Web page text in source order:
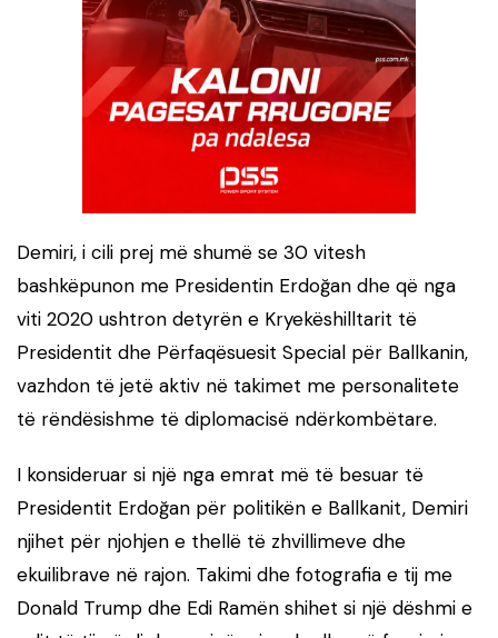
Demiri, i cili prej më shumë se 30 vitesh
bashkëpunon me Presidentin Erdoğan dhe që nga
viti 2020 ushtron detyrën e Kryekëshilltarit të
Presidentit dhe Përfaqësuesit Special për Ballkanin,
vazhdon të jetë aktiv në takimet me personalitete
të rëndësishme të diplomacisë ndërkombëtare.
I konsideruar si një nga emrat më të besuar të
Presidentit Erdoğan për politikën e Ballkanit, Demiri
njihet për njohjen e thellë të zhvillimeve dhe
ekuilibrave në rajon. Takimi dhe fotografia e tij me
Donald Trump dhe Edi Ramën shihet si një dëshmi e